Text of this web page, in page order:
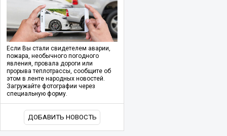
Если Вы стали свидетелем аварии,
пожара, необычного погодного
явления, провала дороги или
прорыва теплотрассы, сообщите об
этом в ленте народных новостей.
Загружайте фотографии через
специальную форму.
ДОБАВИТЬ НОВОСТЬ